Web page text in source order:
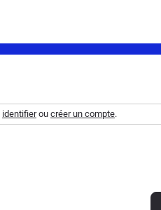
identifierou créer un compte.